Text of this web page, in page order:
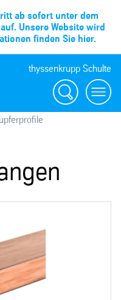
ab sofort unter dem
Unsere Website wird
finden Sie hier.
thyssenkrupp Schulte
Suche
Menü